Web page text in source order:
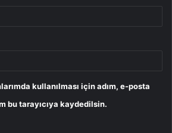
kullanılması için adım, e-posta
bu tarayıcıya kaydedilsin.